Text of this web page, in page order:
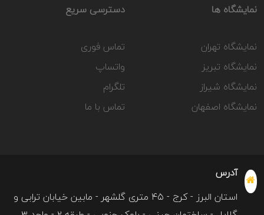
نمایشگاه ها
نمایشگاه تهران
نمایشگاه تبریز
نمایشگاه شیراز
نمایشگاه اصفهان
دسترسی سریع
تماس فوری
واتساپ
تلگرام
تماس با ما
آدرس
استان البرز - کرج - ۴۵ متری گلشهر - مابین خیابان ترابی و